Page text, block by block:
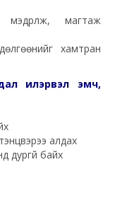
магтаж
хамтран
илэрвэл эмч,
алдах
дургүй байх